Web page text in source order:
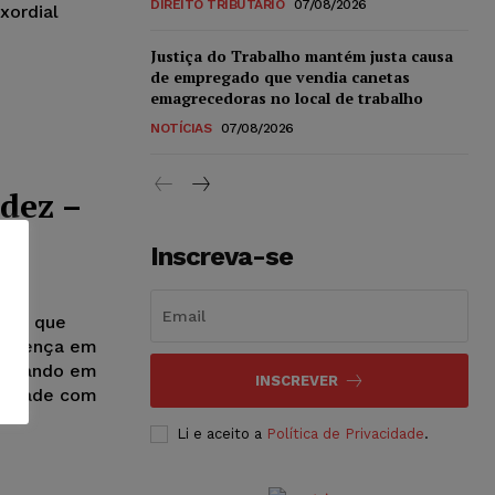
–
que
em
em
com
DIREITO TRIBUTÁRIO 07/08/2026
Justiça do Trabalho mantém justa causa
de empregado que vendia canetas
emagrecedoras no local de trabalho
NOTÍCIAS 07/08/2026
Inscreva-se
INSCREVER
Li e aceito a Política de Privacidade.